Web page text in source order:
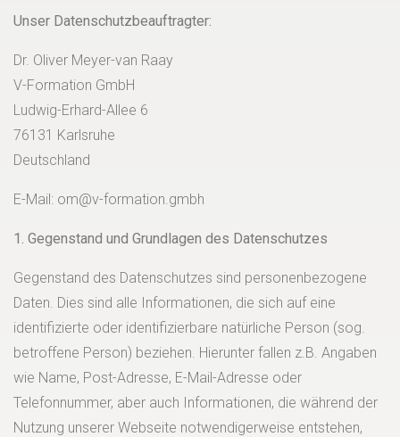
Unser Datenschutzbeauftragter:
Dr. Oliver Meyer-van Raay
V-Formation GmbH
Ludwig-Erhard-Allee 6
76131 Karlsruhe
Deutschland
E-Mail: om@v-formation.gmbh
1. Gegenstand und Grundlagen des Datenschutzes
Gegenstand des Datenschutzes sind personenbezogene
Daten. Dies sind alle Informationen, die sich auf eine
identifizierte oder identifizierbare natürliche Person (sog.
betroffene Person) beziehen. Hierunter fallen z.B. Angaben
wie Name, Post-Adresse, E-Mail-Adresse oder
Telefonnummer, aber auch Informationen, die während der
Nutzung unserer Webseite notwendigerweise entstehen,